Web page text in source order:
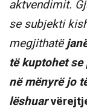
aktvendimit.
se subjekti
megjithatë
të kuptohet
në mënyrë jo
lëshuar